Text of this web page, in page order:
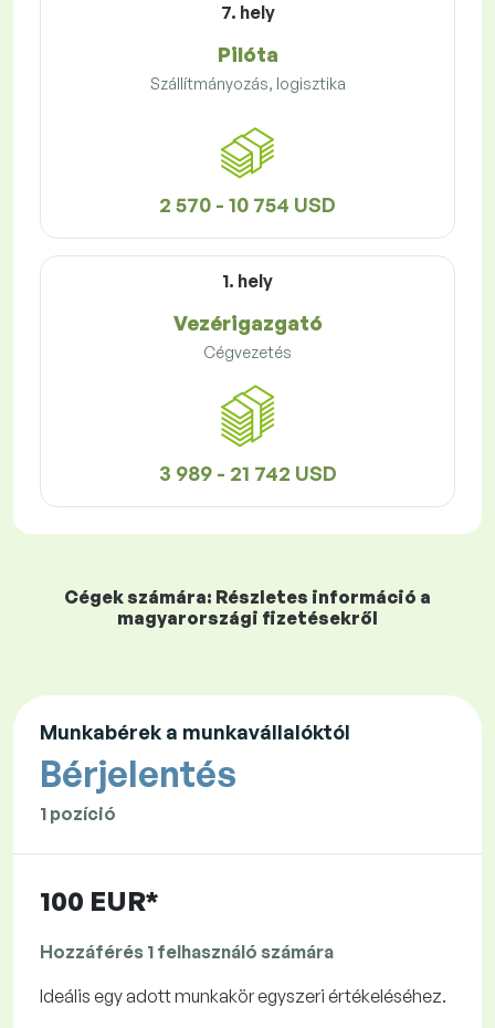
7. hely
Pilóta
Szállítmányozás, logisztika
2 570 - 10 754 USD
1. hely
Vezérigazgató
Cégvezetés
3 989 - 21 742 USD
Cégek számára: Részletes információ a
magyarországi fizetésekről
Munkabérek a munkavállalóktól
Bérjelentés
1 pozíció
100 EUR*
Hozzáférés 1 felhasználó számára
Ideális egy adott munkakör egyszeri értékeléséhez.